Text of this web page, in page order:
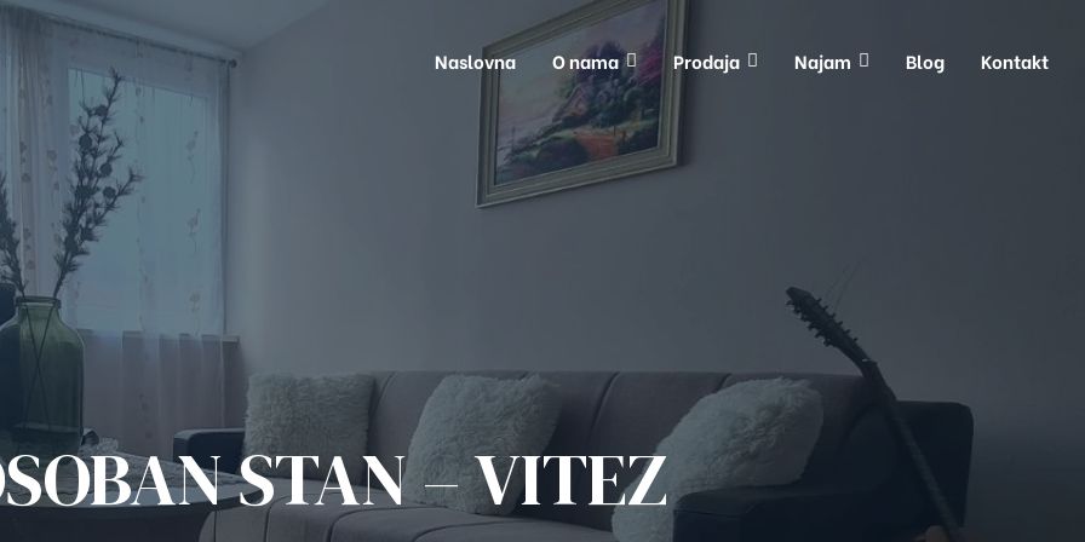
Naslovna O nama Prodaja Najam Blog Kontakt
STAN – VITEZ